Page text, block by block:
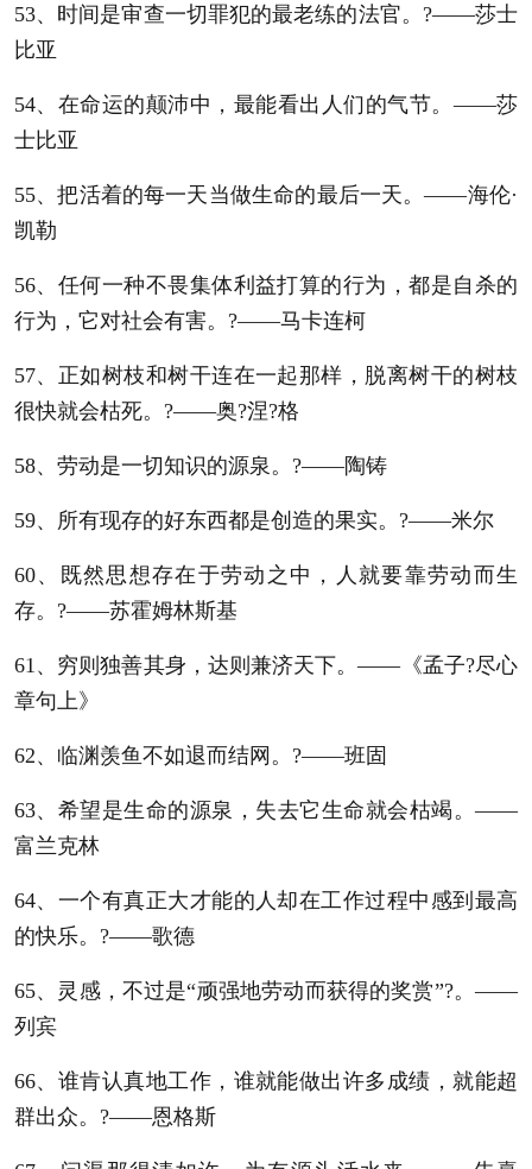
53、时间是审查一切罪犯的最老练的法官。?——莎士
比亚
54、在命运的颠沛中，最能看出人们的气节。——莎
士比亚
55、把活着的每一天当做生命的最后一天。——海伦·
凯勒
56、任何一种不畏集体利益打算的行为，都是自杀的
行为，它对社会有害。?——马卡连柯
57、正如树枝和树干连在一起那样，脱离树干的树枝
很快就会枯死。?——奥?涅?格
58、劳动是一切知识的源泉。?——陶铸
59、所有现存的好东西都是创造的果实。?——米尔
60、既然思想存在于劳动之中，人就要靠劳动而生
存。?——苏霍姆林斯基
61、穷则独善其身，达则兼济天下。——《孟子?尽心
章句上》
62、临渊羡鱼不如退而结网。?——班固
63、希望是生命的源泉，失去它生命就会枯竭。——
富兰克林
64、一个有真正大才能的人却在工作过程中感到最高
的快乐。?——歌德
65、灵感，不过是“顽强地劳动而获得的奖赏”?。——
列宾
66、谁肯认真地工作，谁就能做出许多成绩，就能超
群出众。?——恩格斯